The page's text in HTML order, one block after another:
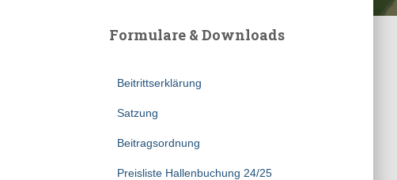
Formulare & Downloads
Beitrittserklärung
Satzung
Beitragsordnung
Preisliste Hallenbuchung 24/25